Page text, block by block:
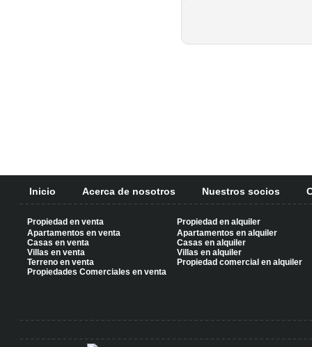
Inicio Acerca de nosotros Nuestros socios
Propiedad en venta
Apartamentos en venta
Casas en venta
Villas en venta
Terreno en venta
Propiedades Comerciales en venta
Propiedad en alquiler
Apartamentos en alquiler
Casas en alquiler
Villas en alquiler
Propiedad comercial en alquiler